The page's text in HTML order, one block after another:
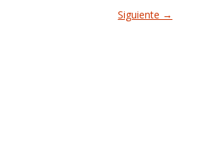
Siguiente →